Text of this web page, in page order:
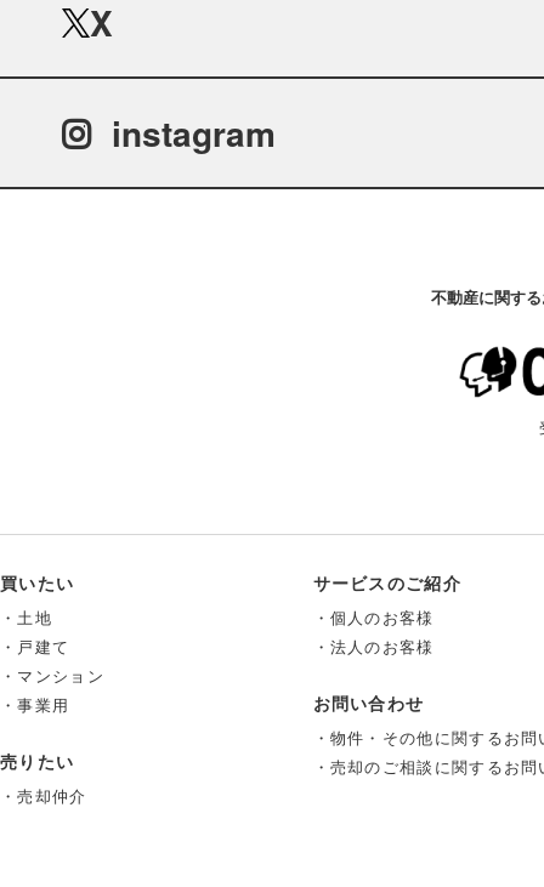
X
instagram
不動産に関す
買いたい
・土地
・戸建て
・マンション
・事業用
売りたい
・売却仲介
サービスのご紹介
・個人のお客様
・法人のお客様
お問い合わせ
・物件・その他に関するお
・売却のご相談に関するお